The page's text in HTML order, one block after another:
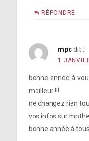
RÉPONDRE
mpc dit :
1
bonne année à
meilleur !!!
ne changez rien
vos infos sur
bonne année à